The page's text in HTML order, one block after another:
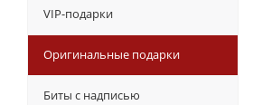
VIP-подарки
Оригинальные подарки
Биты с надписью